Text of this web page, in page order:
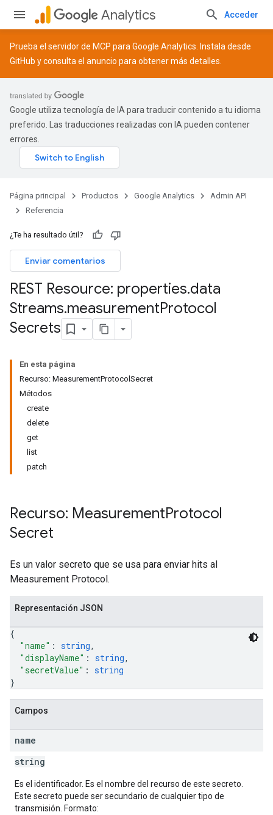
Analytics Acceder
Prueba el servidor de MCP para Google Analytics. Instala desde
GitHub y consulta el anuncio para obtener más detalles.
Google utiliza tecnología de IA para traducir contenido a tu idioma
preferido. Las traducciones realizadas con IA pueden contener
errores.
Página principal Productos Google Analytics
Admin API
Referencia
¿Te ha resultado útil?
Enviar comentarios
REST Resource: properties.data
Streams.measurementProtocol
Secrets
En esta página
Recurso: MeasurementProtocolSecret
Métodos
create
delete
get
list
patch
Recurso: MeasurementProtocol
Secret
Es un valor secreto que se usa para enviar hits al
Measurement Protocol.
Representación JSON
{
"name" : string,
"displayName" : string,
"secretValue" : string
}
Campos
name
string
Es el identificador. Es el nombre del recurso de este secreto.
Este secreto puede ser secundario de cualquier tipo de
transmisión. Formato: